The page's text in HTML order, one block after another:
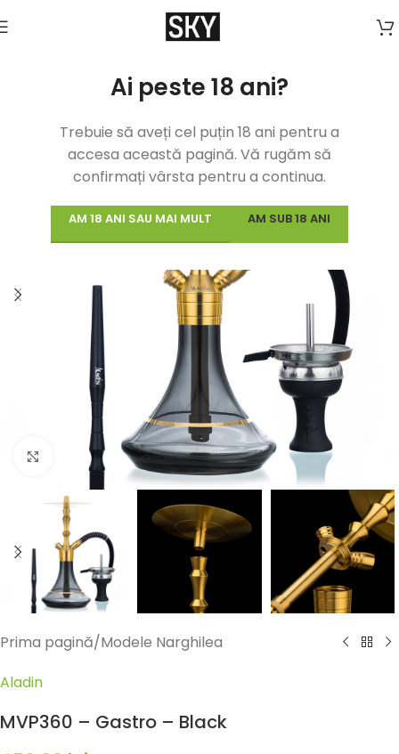
Ai peste 18 ani?
Trebuie să aveți cel puțin 18 ani pentru a
accesa această pagină. Vă rugăm să
confirmați vârsta pentru a continua.
AM 18 ANI SAU MAI MULT AM SUB 18 ANI
Fă clic pentru a mări
Prima pagină/Modele Narghilea
Aladin
MVP360 – Gastro – Black